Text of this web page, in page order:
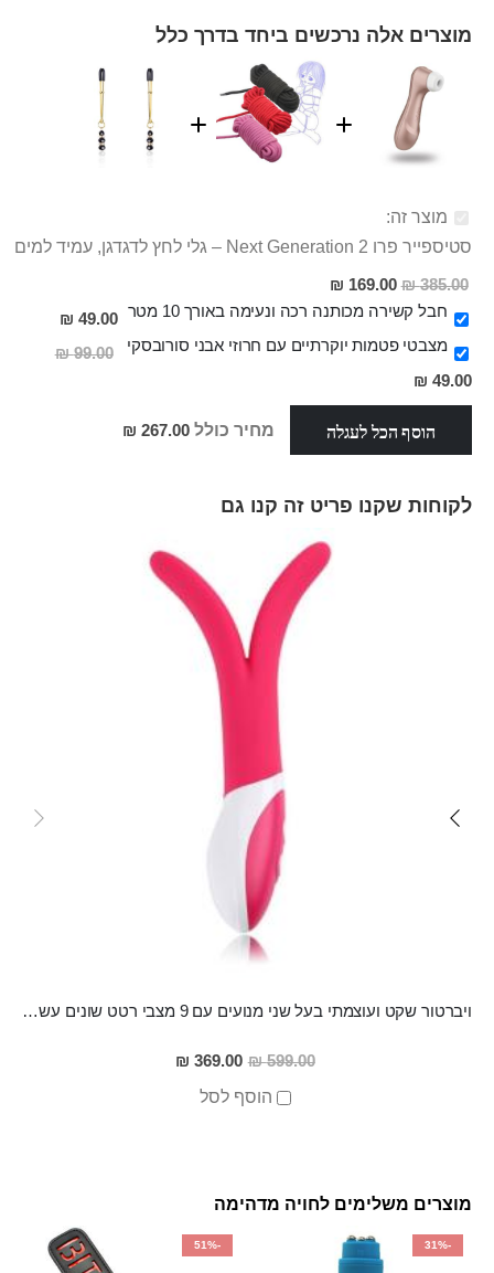
מוצרים אלה נרכשים ביחד בדרך כלל
מוצר זה:
סטיספייר פרו 2 Next Generation – גלי לחץ לדגדגן, עמיד למים
385.00 ₪
מחיר
מבצע
169.00 ₪
חבל קשירה מכותנה רכה ונעימה באורך 10 מטר
49.00 ₪
מצבטי פטמות יוקרתיים עם חרוזי אבני סורובסקי
99.00 ₪
מחיר
מבצע
49.00 ₪
הוסף הכל לעגלה מחיר כולל 267.00 ₪
לקוחות שקנו פריט זה קנו גם
ויברטור שקט ועוצמתי בעל שני מנועים עם 9 מצבי רטט שונים עשוי מסיליקון רפואי, נטען G-VIBE
599.00 ₪
מחיר
מבצע
369.00 ₪
הוסף לסל
מוצרים משלימים לחויה מדהימה
-31%
-51%